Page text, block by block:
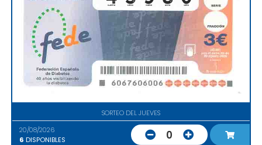
SORTEO DEL JUEVES
20/08/2026
6 DISPONIBLES 0